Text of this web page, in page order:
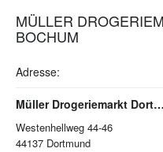
MÜLLER
BOCHUM
Adresse:
Müller Drogeriemarkt Dortmund
Westenhellweg 44-46
44137 Dortmund